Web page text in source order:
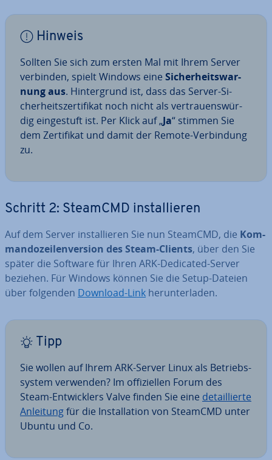
Hinweis
Sollten Sie sich zum ersten Mal mit Ihrem Server
verbinden, spielt Windows eine Si­cher­heits­war­
nung aus. Hin­ter­grund ist, dass das Server-Si­
cher­heits­zer­ti­fi­kat noch nicht als ver­trau­ens­wür­
dig ein­ge­stuft ist. Per Klick auf „Ja“ stimmen Sie
dem Zer­ti­fi­kat und damit der Remote-Ver­bin­dung
zu.
Schritt 2: SteamCMD in­stal­lie­ren
Auf dem Server in­stal­lie­ren Sie nun SteamCMD, die Kom­
man­do­zei­len­ver­si­on des Steam-Clients, über den Sie
später die Software für Ihren ARK-Dedicated-Server
beziehen. Für Windows können Sie die Setup-Dateien
über folgenden Download-Link her­un­ter­la­den.
Tipp
Sie wollen auf Ihrem ARK-Server Linux als Be­triebs­
sys­tem verwenden? Im of­fi­zi­el­len Forum des
Steam-Ent­wick­lers Valve finden Sie eine de­tail­lier­te
Anleitungfür die In­stal­la­ti­on von SteamCMD unter
Ubuntu und Co.